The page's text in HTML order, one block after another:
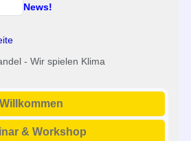
News!
- Wir spielen Klima
Willkommen
& Workshop